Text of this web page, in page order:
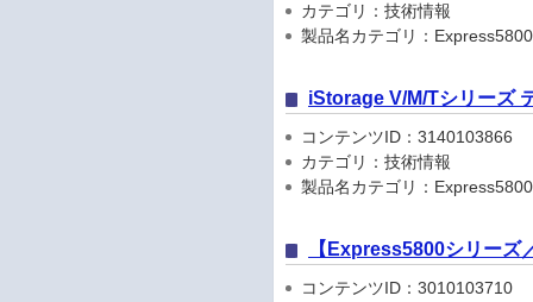
カテゴリ：技術情報
製品名カテゴリ：
iStorage V/M/Tシリーズ
コンテンツID：3140103866
カテゴリ：技術情報
製品名カテゴリ：
【Express5800シリー
コンテンツID：3010103710